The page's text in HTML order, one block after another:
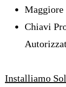
Maggiore
Chiavi
Installiamo